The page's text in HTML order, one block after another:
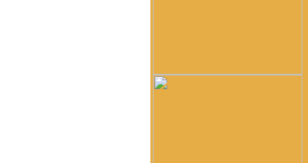
phát kỷ 13 -Với Ông tổ là
Vũ Hồn ,là không thuyết